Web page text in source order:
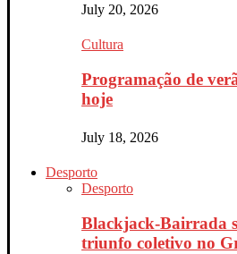
July 20, 2026
Cultura
Programação de
hoje
July 18, 2026
Desporto
Desporto
Blackjack-Bairrada
triunfo coletivo no